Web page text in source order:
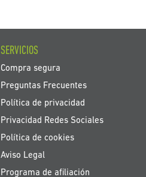
SERVICIOS
Compra segura
Preguntas Frecuentes
Política de privacidad
Privacidad Redes Sociales
Política de cookies
Aviso Legal
Programa de afiliación